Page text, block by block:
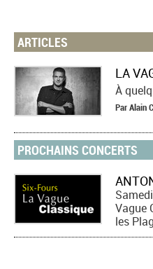
ARTICLES
ParAlain
PROCHAINS CONCERTS
Vague
les